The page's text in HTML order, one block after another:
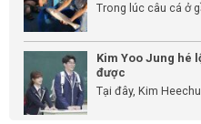
Trong lúc câu cá ở
Kim Yoo Jung hé
được
Tại đây, Kim